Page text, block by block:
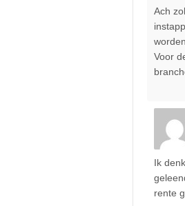
Ach
worden.
Voor
Ik
rente